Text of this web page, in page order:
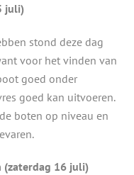
juli)
stond deze dag
voor het vinden van
goed onder
goed kan uitvoeren.
boten op niveau en
(zaterdag 16 juli)